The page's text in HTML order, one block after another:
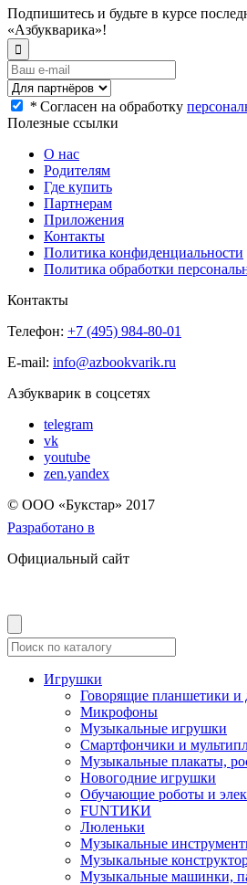
Подпишитесь и будьте в курсе
«Азбукварика»!
* Согласен на обработку
Полезные ссылки
О нас
Родителям
Где купить
Партнерам
Приложения
Контакты
Политика конфиденциальности
Политика обработки
Контакты
Телефон: +7 (495) 984-80-01
E-mail: info@azbookvarik.ru
Азбукварик в соцсетях
telegram
vk
youtube
zen.yandex
© OOO «Букстар» 2017
Разработано в
Официальный сайт
Игрушки
Говорящие планшетики и
Микрофоны
Музыкальные игрушки
Смартфончики и
Музыкальные плакаты,
Новогодние игрушки
Обучающие роботы и
FUNТИКИ
Люленьки
Музыкальные
Музыкальные
Музыкальные машинки,